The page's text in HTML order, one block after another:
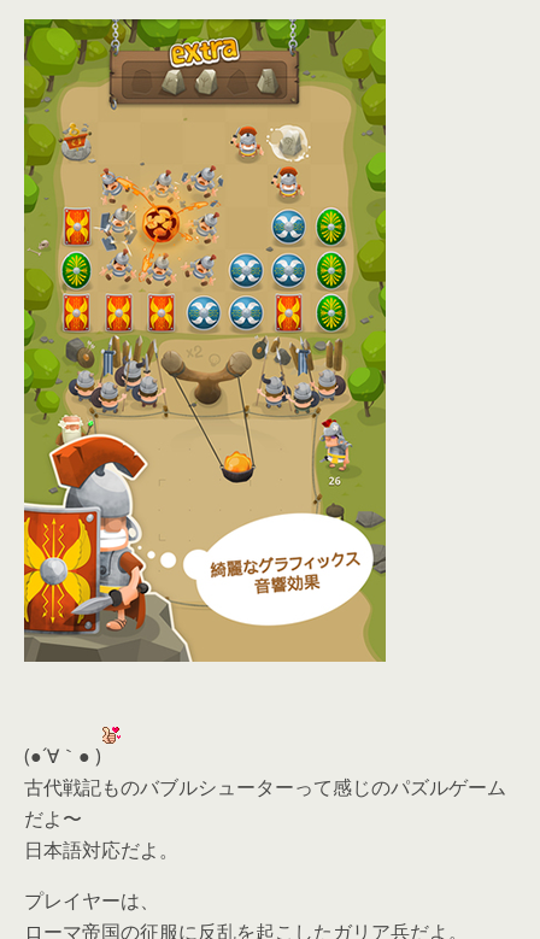
(●´∀｀● )
古代戦記ものバブルシューターって感じのパズルゲーム
だよ〜
日本語対応だよ。
プレイヤーは、
ローマ帝国の征服に反乱を起こしたガリア兵だよ。